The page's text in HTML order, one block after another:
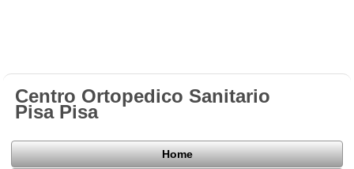
Centro Ortopedico Sanitario
Pisa Pisa
Home